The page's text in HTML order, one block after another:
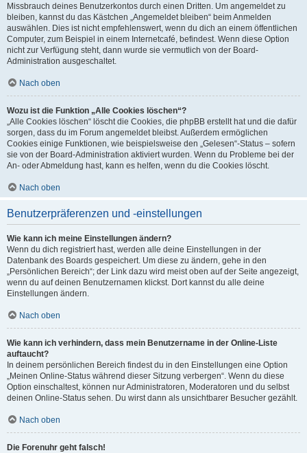
Missbrauch deines Benutzerkontos durch einen Dritten. Um angemeldet zu
bleiben, kannst du das Kästchen „Angemeldet bleiben“ beim Anmelden
auswählen. Dies ist nicht empfehlenswert, wenn du dich an einem öffentlichen
Computer, zum Beispiel in einem Internetcafé, befindest. Wenn diese Option
nicht zur Verfügung steht, dann wurde sie vermutlich von der Board-
Administration ausgeschaltet.
Nach oben
Wozu ist die Funktion „Alle Cookies löschen“?
„Alle Cookies löschen“ löscht die Cookies, die phpBB erstellt hat und die dafür
sorgen, dass du im Forum angemeldet bleibst. Außerdem ermöglichen
Cookies einige Funktionen, wie beispielsweise den „Gelesen“-Status – sofern
sie von der Board-Administration aktiviert wurden. Wenn du Probleme bei der
An- oder Abmeldung hast, kann es helfen, wenn du die Cookies löscht.
Nach oben
Benutzerpräferenzen und -einstellungen
Wie kann ich meine Einstellungen ändern?
Wenn du dich registriert hast, werden alle deine Einstellungen in der
Datenbank des Boards gespeichert. Um diese zu ändern, gehe in den
„Persönlichen Bereich“; der Link dazu wird meist oben auf der Seite angezeigt,
wenn du auf deinen Benutzernamen klickst. Dort kannst du alle deine
Einstellungen ändern.
Nach oben
Wie kann ich verhindern, dass mein Benutzername in der Online-Liste
auftaucht?
In deinem persönlichen Bereich findest du in den Einstellungen eine Option
„Meinen Online-Status während dieser Sitzung verbergen“. Wenn du diese
Option einschaltest, können nur Administratoren, Moderatoren und du selbst
deinen Online-Status sehen. Du wirst dann als unsichtbarer Besucher gezählt.
Nach oben
Die Forenuhr geht falsch!